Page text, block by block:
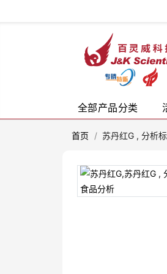
全部产品分类
首页 / 苏丹红G , 分析